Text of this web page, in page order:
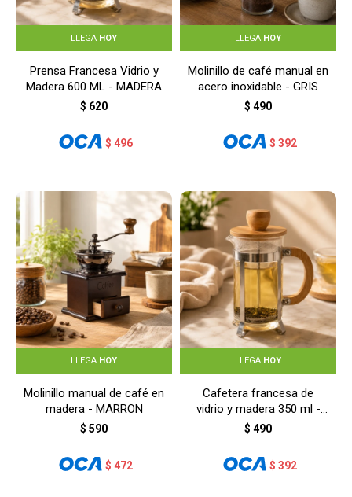
LLEGA HOY
Prensa Francesa Vidrio y
Madera 600 ML - MADERA
$ 620
$ 496
LLEGA HOY
Molinillo de café manual en
acero inoxidable - GRIS
$ 490
$ 392
LLEGA HOY
Molinillo manual de café en
madera - MARRON
$ 590
$ 472
LLEGA HOY
Cafetera francesa de
vidrio y madera 350 ml -
MADERA
$ 490
$ 392